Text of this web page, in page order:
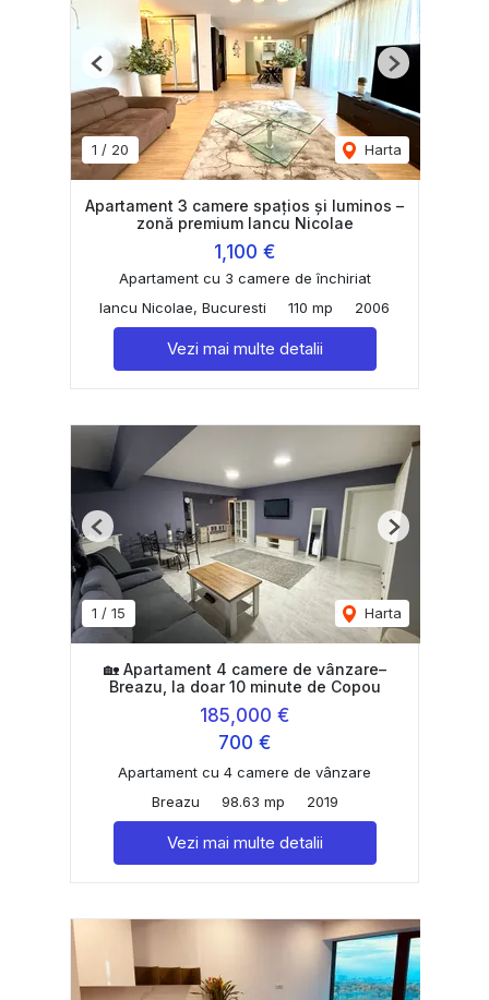
1 / 20 Harta
Previous Next
Apartament 3 camere spațios și luminos –
zonă premium Iancu Nicolae
1,100 €
Apartament cu 3 camere de închiriat
Iancu Nicolae, Bucuresti
110 mp 2006
Vezi mai multe detalii
1 / 15 Harta
Previous Next
🏡 Apartament 4 camere de vânzare–
Breazu, la doar 10 minute de Copou
185,000 €
700 €
Apartament cu 4 camere de vânzare
Breazu
98.63 mp 2019
Vezi mai multe detalii